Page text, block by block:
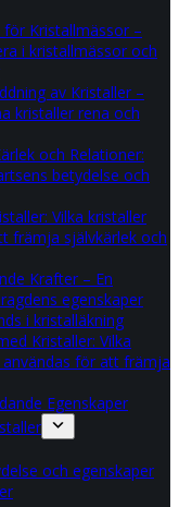
för Kristallmässor –
i kristallmässor och
av Kristaller –
kristaller rena och
och Relationer:
betydelse och
Vilka kristaller
främja självkärlek och
Krafter – En
egenskaper
i kristalläkning
Kristaller: Vilka
för att främja
Egenskaper
och egenskaper